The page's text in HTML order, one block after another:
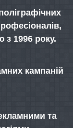
з 1996 року.
кампаній
та